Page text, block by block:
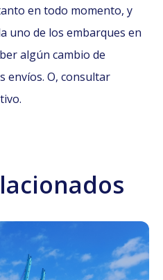
en todo momento, y
uno de los embarques en
algún cambio de
envíos. O, consultar